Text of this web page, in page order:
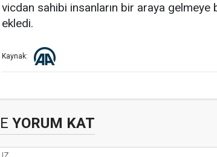
vicdan sahibi insanların bir araya gelmeye
ekledi.
Kaynak:
YORUM KAT